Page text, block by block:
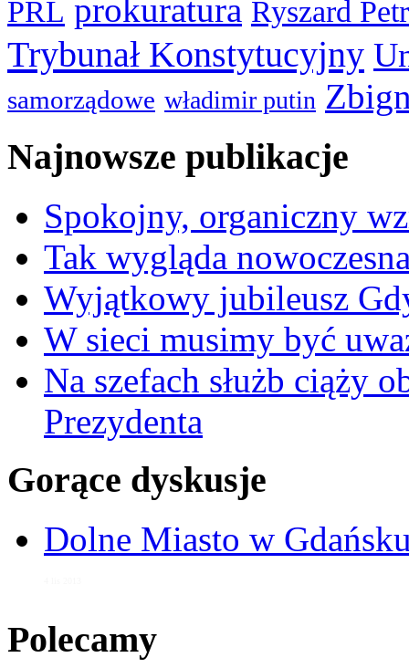
PRL prokuratura Ryszard
Trybunał Konstytucyjny
samorządowe władimir putin
Najnowsze publikacje
Spokojny, organiczny
Tak wygląda
Wyjątkowy jubileusz
W sieci musimy być
Na szefach służb ciąży
Prezydenta
Gorące dyskusje
Dolne Miasto w
Polecamy